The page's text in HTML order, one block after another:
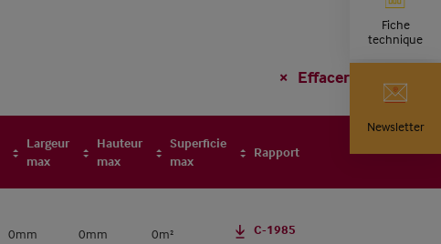
Fiche
technique
Newsletter
Effacer le filtre
Largeur
max
Hauteur
max
Superficie
max
Rapport
0mm 0mm 0m² C-1985